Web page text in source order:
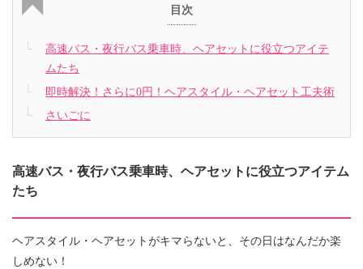
目次
高速バス・夜行バス乗車時、ヘアセットに役立つアイテ
ムたち
即時解決！さらに0円！ヘアスタイル・ヘアセット工夫術
さいごに
高速バス・夜行バス乗車時、ヘアセットに役立つアイテム
たち
ヘアスタイル・ヘアセットがキマらないと、その日はなんだか楽
しめない！